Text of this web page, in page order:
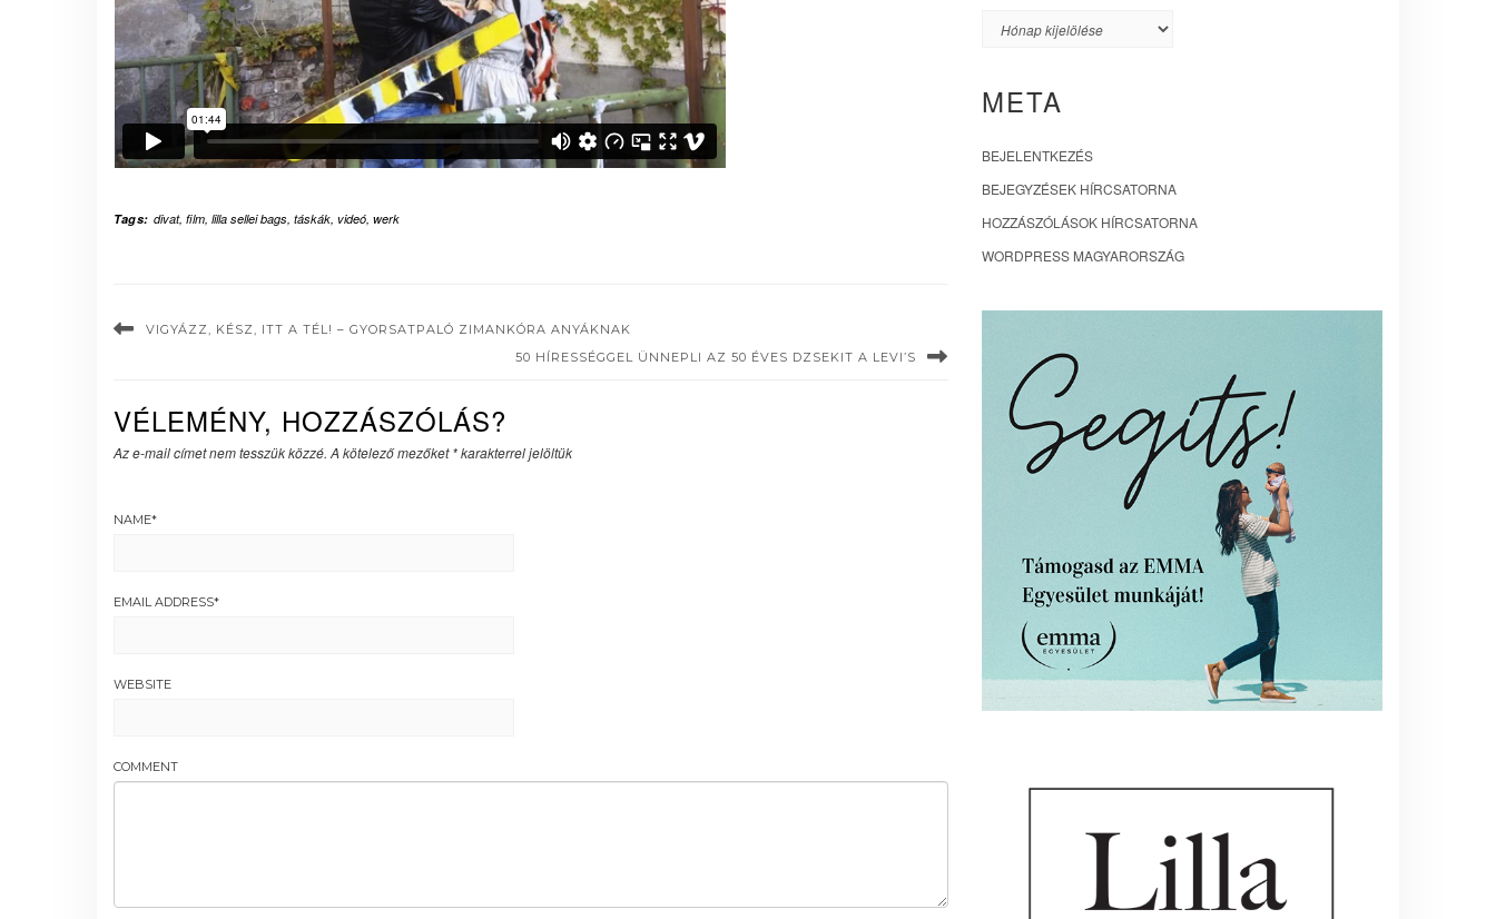
Tags: divat, film, lilla sellei bags, táskák, videó, werk
VIGYÁZZ, KÉSZ, ITT A TÉL! – GYORSATPALÓ ZIMANKÓRA ANYÁKNAK
50 HÍRESSÉGGEL ÜNNEPLI AZ 50 ÉVES DZSEKIT A LEVI’S
VÉLEMÉNY, HOZZÁSZÓLÁS?
Az e-mail címet nem tesszük közzé. A kötelező mezőket*karakterrel jelöltük
NAME*
EMAIL ADDRESS*
WEBSITE
COMMENT
Archívum
META
BEJELENTKEZÉS
BEJEGYZÉSEK HÍRCSATORNA
HOZZÁSZÓLÁSOK HÍRCSATORNA
WORDPRESS MAGYARORSZÁG